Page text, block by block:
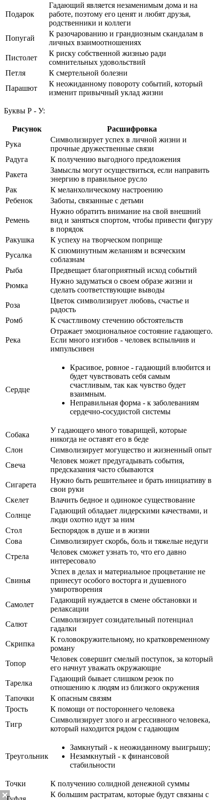
Подарок
Гадающий является незаменимым дома и на
работе, поэтому его ценят и любят друзья,
родственники и коллеги
Попугай
К разочарованию и грандиозным скандалам в
личных взаимоотношениях
Пистолет
К риску собственной жизнью ради
сомнительных удовольствий
Петля
К смертельной болезни
Парашют
К неожиданному повороту событий, который
изменит привычный уклад жизни
Буквы Р - У:
Рисунок
Расшифровка
Рука
Символизирует успех в личной жизни и
прочные дружественные связи
Радуга
К получению выгодного предложения
Ракета
Замыслы могут осуществиться, если направить
энергию в правильное русло
Рак
К меланхолическому настроению
Ребенок
Заботы, связанные с детьми
Ремень
Нужно обратить внимание на свой внешний
вид и заняться спортом, чтобы привести фигуру
в порядок
Ракушка
К успеху на творческом поприще
Русалка
К сиюминутным желаниям и всяческим
соблазнам
Рыба
Предвещает благоприятный исход событий
Рюмка
Нужно задуматься о своем образе жизни и
сделать соответствующие выводы
Роза
Цветок символизирует любовь, счастье и
радость
Ромб
К счастливому стечению обстоятельств
Река
Отражает эмоциональное состояние гадающего.
Если много изгибов - человек вспыльчив и
импульсивен
Сердце
Красивое, ровное - гадающий влюбится и
будет чувствовать себя самым
счастливым, так как чувство будет
взаимным.
Неправильная форма - к заболеваниям
сердечно-сосудистой системы
Собака
У гадающего много товарищей, которые
никогда не оставят его в беде
Слон
Символизирует могущество и жизненный опыт
Свеча
Человек может предугадывать события,
предсказания часто сбываются
Сигарета
Нужно быть решительнее и брать инициативу в
свои руки
Скелет
Влачить бедное и одинокое существование
Солнце
Гадающий обладает лидерскими качествами, и
люди охотно идут за ним
Стол
Беспорядок в душе и в жизни
Сова
Символизирует скорбь, боль и тяжелые недуги
Стрела
Человек сможет узнать то, что его давно
интересовало
Свинья
Успех в делах и материальное процветание не
принесут особого восторга и душевного
умиротворения
Самолет
Гадающий нуждается в смене обстановки и
релаксации
Салют
Символизирует созидательный потенциал
гадалки
Скрипка
К головокружительному, но кратковременному
роману
Топор
Человек совершит смелый поступок, за который
его начнут уважать окружающие
Тарелка
Гадающий бывает слишком резок по
отношению к людям из близкого окружения
Тапочки
К опасным связям
Трость
К помощи от постороннего человека
Тигр
Символизирует злого и агрессивного человека,
который находится рядом с гадающим
Треугольник
Замкнутый - к неожиданному выигрышу;
Незамкнутый - к финансовой
стабильности
Точки
К получению солидной денежной суммы
К большим растратам, которые будут связаны с